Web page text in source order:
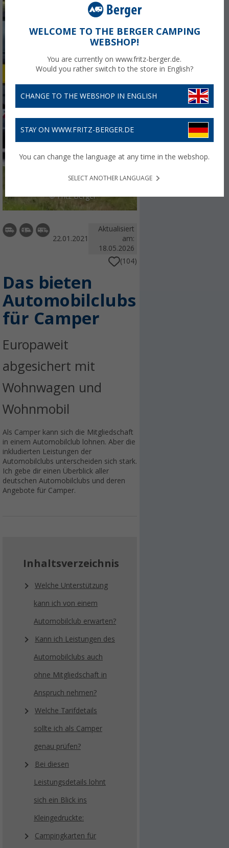
© Fritz Berger
22.01.2021
Aktualisiert
am:
18.05.2026
(104)
Das bieten
Automobilclubs
für Camper
Europaweit
abgesichert mit
Wohnwagen und
Wohnmobil
Als Camper kann sich die Mitgliedschaft
in einem Automobilclub lohnen. Aber die
inkludierten Leistungen der
Automobilclubs unterscheiden sich stark.
Ich gebe dir einen Überblick aller
deutschen Automobilclubs und deren
Angebote für Camper.
Inhaltsverzeichnis
Welche Unterstützung
kann ich von einem
Automobilclub erwarten?
Kann ich Leistungen des
Automobilclubs auch
ohne Mitgliedschaft in
Anspruch nehmen?
Welche Tarifdetails
sollte ich als Camper
genau prüfen?
Bei diesen
Leistungsdetails lohnt
sich ein Blick ins
Kleingedruckte:
Campingkarten für
WELCOME TO THE BERGER CAMPING
WEBSHOP!
You are currently on www.fritz-berger.de.
Would you rather switch to the store in English?
CHANGE TO THE WEBSHOP IN ENGLISH
STAY ON WWW.FRITZ-BERGER.DE
You can change the language at any time in the webshop.
SELECT ANOTHER LANGUAGE